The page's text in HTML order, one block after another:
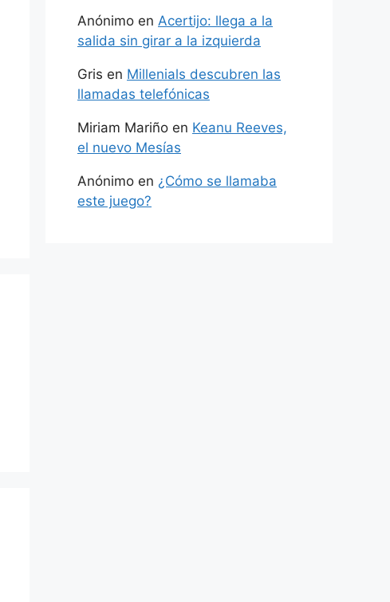
Anónimo en Acertijo: llega a la
salida sin girar a la izquierda
Gris en Millenials descubren las
llamadas telefónicas
Miriam Mariño en Keanu Reeves,
el nuevo Mesías
Anónimo en ¿Cómo se llamaba
este juego?